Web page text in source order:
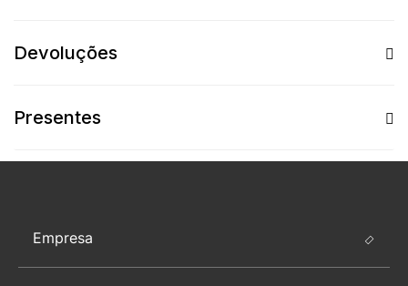
Devoluções
Presentes
Empresa